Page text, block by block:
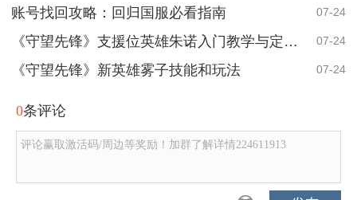
账号找回攻略：回归国服必看指南 07-24
《守望先锋》支援位英雄朱诺入门教学与定位简析 07-24
《守望先锋》新英雄雾子技能和玩法 07-24
0条评论
评论赢取激活码/周边等奖励！加群了解详情224611913